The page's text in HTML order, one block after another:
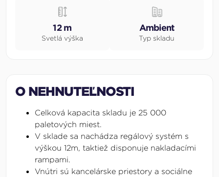
12 m
Svetlá výška
Ambient
Typ skladu
O NEHNUTEĽNOSTI
Celková kapacita skladu je 25 000
paletových miest.
V sklade sa nachádza regálový systém s
výškou 12m, taktiež disponuje nakladacími
rampami.
Vnútri sú kancelárske priestory a sociálne